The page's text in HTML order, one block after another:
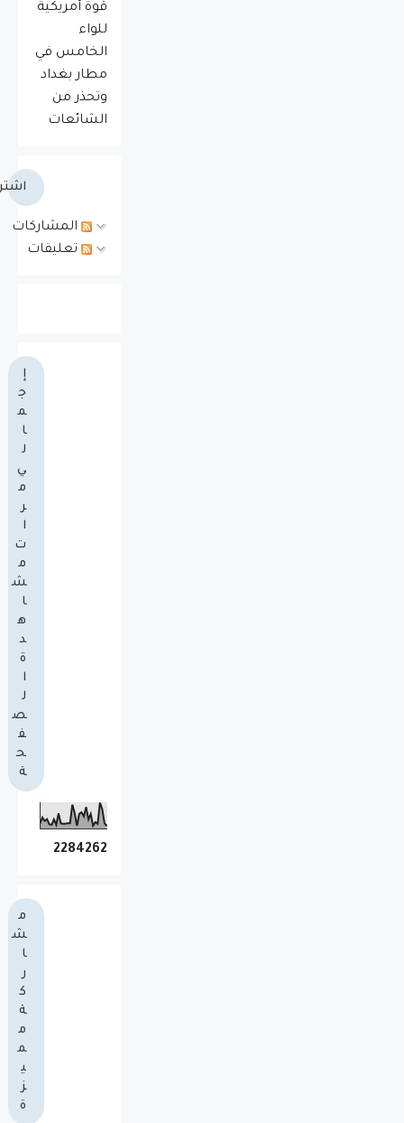
قوة أمريكية
للواء
الخامس في
مطار بغداد
وتحذر من
الشائعات
المشاركات
تعليقات
إ
ج
م
ا
ل
ي
م
ر
ا
ت
م
ش
ا
ه
د
ة
ا
ل
ص
ف
ح
ة
2284262
م
ش
ا
ر
ك
ة
م
م
ي
ز
ة